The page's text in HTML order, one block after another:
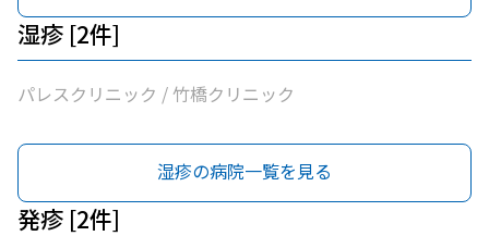
湿疹 [2件]
パレスクリニック / 竹橋クリニック
湿疹の病院一覧を見る
発疹 [2件]